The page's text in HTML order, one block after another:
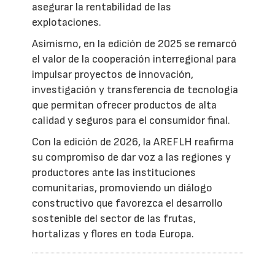
asegurar la rentabilidad de las
explotaciones.
Asimismo, en la edición de 2025 se remarcó
el valor de la cooperación interregional para
impulsar proyectos de innovación,
investigación y transferencia de tecnología
que permitan ofrecer productos de alta
calidad y seguros para el consumidor final.
Con la edición de 2026, la AREFLH reafirma
su compromiso de dar voz a las regiones y
productores ante las instituciones
comunitarias, promoviendo un diálogo
constructivo que favorezca el desarrollo
sostenible del sector de las frutas,
hortalizas y flores en toda Europa.